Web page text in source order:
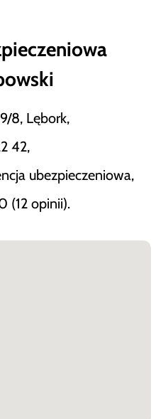
8, Lębork,
42,
ubezpieczeniowa,
(12 opinii).